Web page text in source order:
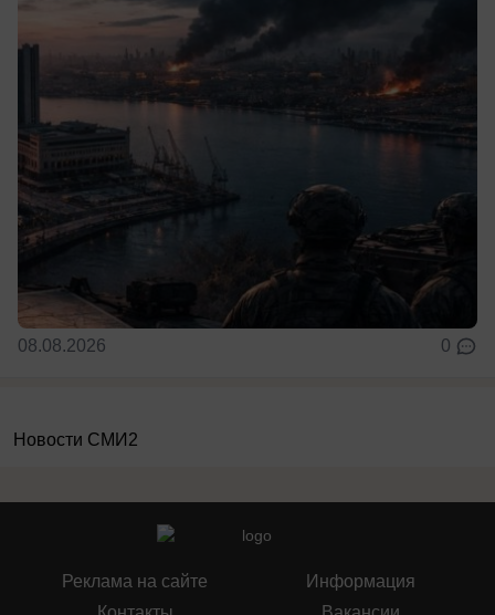
08.08.2026 0
Новости СМИ2
Реклама на сайте
Информация